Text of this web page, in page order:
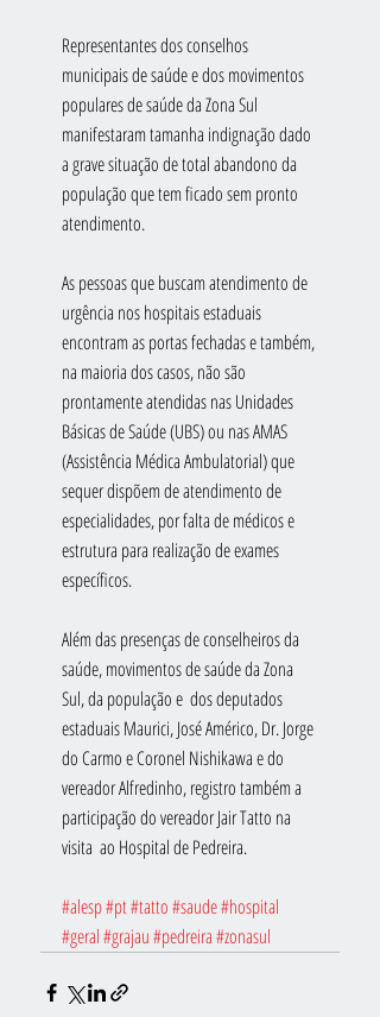
Representantes dos conselhos
municipais de saúde e dos movimentos
populares de saúde da Zona Sul
manifestaram tamanha indignação dado
a grave situação de total abandono da
população que tem ficado sem pronto
atendimento.
As pessoas que buscam atendimento de
urgência nos hospitais estaduais
encontram as portas fechadas e também,
na maioria dos casos, não são
prontamente atendidas nas Unidades
Básicas de Saúde (UBS) ou nas AMAS
(Assistência Médica Ambulatorial) que
sequer dispõem de atendimento de
especialidades, por falta de médicos e
estrutura para realização de exames
específicos.
Além das presenças de conselheiros da
saúde, movimentos de saúde da Zona
Sul, da população e  dos deputados
estaduais Maurici, José Américo, Dr. Jorge
do Carmo e Coronel Nishikawa e do
vereador Alfredinho, registro também a
participação do vereador Jair Tatto na
visita  ao Hospital de Pedreira.
#alesp#pt#tatto#saude#hospital
#geral#grajau#pedreira#zonasul